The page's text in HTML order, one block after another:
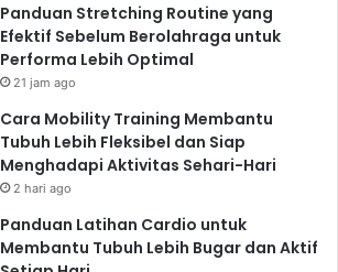
Panduan Stretching Routine yang
Efektif Sebelum Berolahraga untuk
Performa Lebih Optimal
21 jam ago
Cara Mobility Training Membantu
Tubuh Lebih Fleksibel dan Siap
Menghadapi Aktivitas Sehari-Hari
2 hari ago
Panduan Latihan Cardio untuk
Membantu Tubuh Lebih Bugar dan Aktif